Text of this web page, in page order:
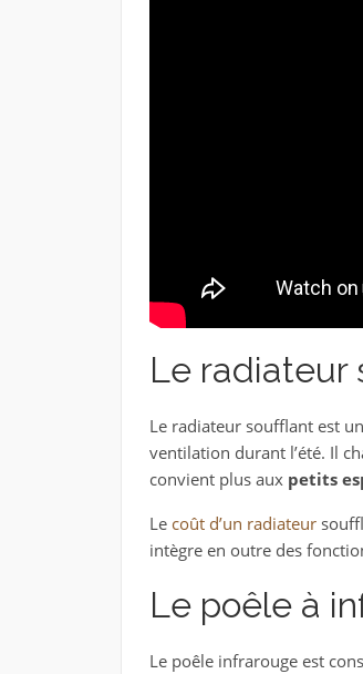
Le radiateur
Le radiateur soufflant est
ventilation durant l’été. Il
convient plus aux petits
Le coût d’un radiateur
intègre en outre des
Le poêle à
Le poêle infrarouge est